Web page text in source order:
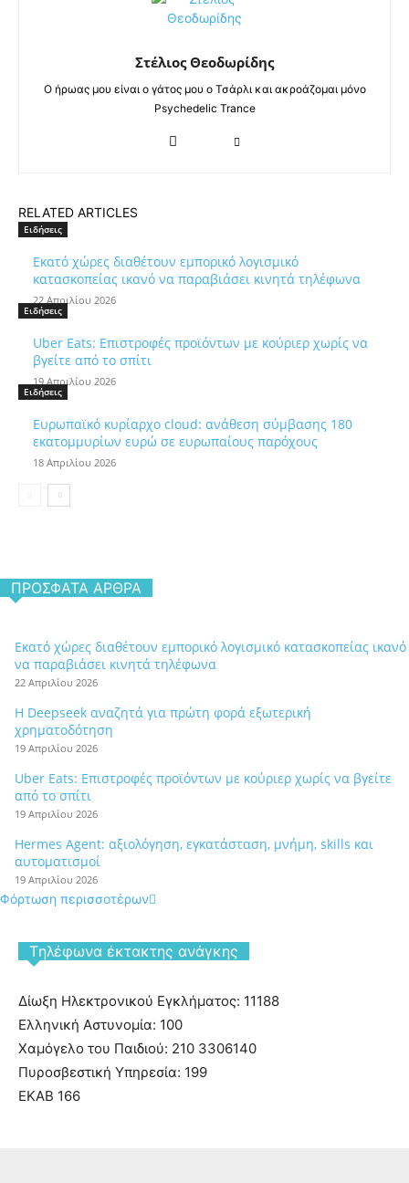
Στέλιος Θεοδωρίδης
Ο ήρωας μου είναι ο γάτος μου ο Τσάρλι και ακροάζομαι μόνο
Psychedelic Trance
RELATED ARTICLES
Ειδήσεις
Εκατό χώρες διαθέτουν εμπορικό λογισμικό
κατασκοπείας ικανό να παραβιάσει κινητά τηλέφωνα
22 Απριλίου 2026
Ειδήσεις
Uber Eats: Επιστροφές προϊόντων με κούριερ χωρίς να
βγείτε από το σπίτι
19 Απριλίου 2026
Ειδήσεις
Ευρωπαϊκό κυρίαρχο cloud: ανάθεση σύμβασης 180
εκατομμυρίων ευρώ σε ευρωπαίους παρόχους
18 Απριλίου 2026
ΠΡΌΣΦΑΤΑ ΆΡΘΡΑ
Εκατό χώρες διαθέτουν εμπορικό λογισμικό κατασκοπείας ικανό
να παραβιάσει κινητά τηλέφωνα
22 Απριλίου 2026
Η Deepseek αναζητά για πρώτη φορά εξωτερική
χρηματοδότηση
19 Απριλίου 2026
Uber Eats: Επιστροφές προϊόντων με κούριερ χωρίς να βγείτε
από το σπίτι
19 Απριλίου 2026
Hermes Agent: αξιολόγηση, εγκατάσταση, μνήμη, skills και
αυτοματισμοί
19 Απριλίου 2026
Φόρτωση περισσοτέρων
Tηλέφωνα έκτακτης ανάγκης
Δίωξη Ηλεκτρονικού Εγκλήματος: 11188
Ελληνική Αστυνομία: 100
Χαμόγελο του Παιδιού: 210 3306140
Πυροσβεστική Υπηρεσία: 199
ΕΚΑΒ 166